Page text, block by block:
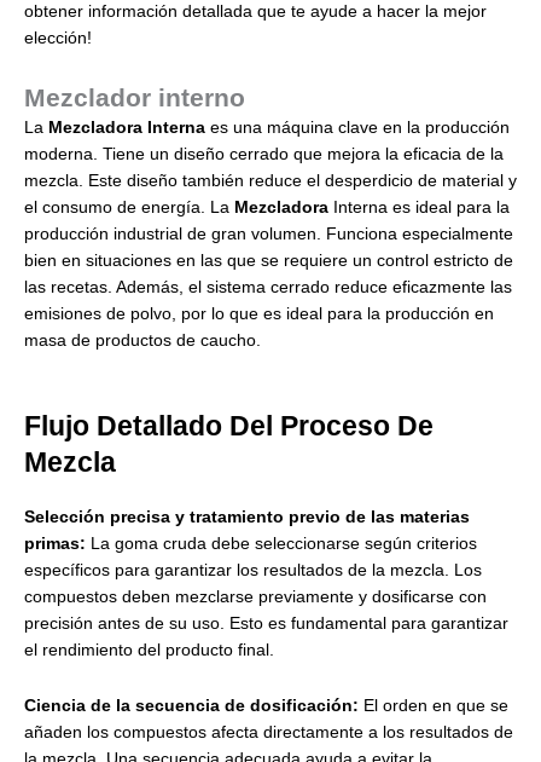
obtener información detallada que te ayude a hacer la mejor
elección!
Mezclador interno
La Mezcladora Interna es una máquina clave en la producción
moderna. Tiene un diseño cerrado que mejora la eficacia de la
mezcla. Este diseño también reduce el desperdicio de material y
el consumo de energía. La Mezcladora Interna es ideal para la
producción industrial de gran volumen. Funciona especialmente
bien en situaciones en las que se requiere un control estricto de
las recetas. Además, el sistema cerrado reduce eficazmente las
emisiones de polvo, por lo que es ideal para la producción en
masa de productos de caucho.
Flujo Detallado Del Proceso De
Mezcla
Selección precisa y tratamiento previo de las materias
primas: La goma cruda debe seleccionarse según criterios
específicos para garantizar los resultados de la mezcla. Los
compuestos deben mezclarse previamente y dosificarse con
precisión antes de su uso. Esto es fundamental para garantizar
el rendimiento del producto final.
Ciencia de la secuencia de dosificación: El orden en que se
añaden los compuestos afecta directamente a los resultados de